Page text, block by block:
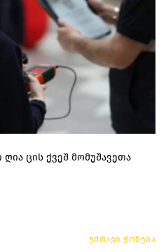
ღია ცის ქვეშ მომუშავეთა
უძრავი ქონება